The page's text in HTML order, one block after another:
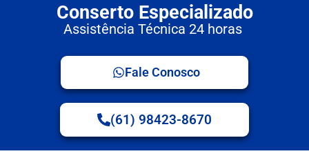
Conserto Especializado
Assistência Técnica 24 horas
Fale Conosco
(61) 98423-8670